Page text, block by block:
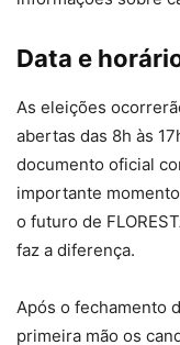
Data e
As eleições
abertas das 8h às
documento oficial
importante
o futuro de
faz a diferença.
Após o fechamento
primeira mão os